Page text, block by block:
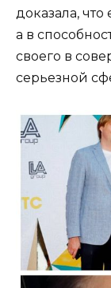
доказала,
а в
своего в
серьезной